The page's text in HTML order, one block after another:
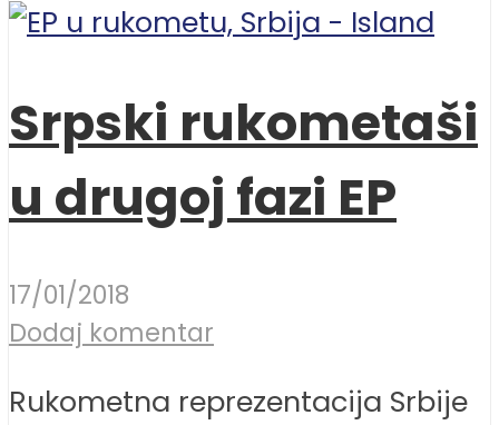
Srpski rukometaši
u drugoj fazi EP
17/01/2018
Dodaj komentar
Rukometna reprezentacija Srbije